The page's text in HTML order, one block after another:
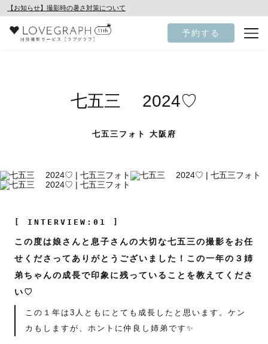
【お知らせ】撮影時の暑さ対策について
予約する
七五三 2024♡
七五三フォト 大阪府
[ INTERVIEW:01 ]
この度は娘さんと息子さんの大切な七五三の撮影をお任
せくださってありがとうございました！この一年の３姉
弟ちゃんの成長で印象に残っていることを教えてくださ
い♡
この１年は3人ともにとても成長したと思います。ケン
カもしますが、ホントに仲良し姉弟です✨